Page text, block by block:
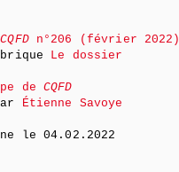
CQFDn°206 (février 2022)
Le dossier
deCQFD
Étienne Savoye
le04.02.2022